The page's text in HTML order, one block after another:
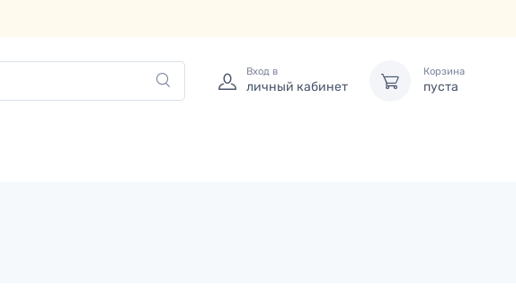
Вход в
личный кабинет
Корзина
пуста